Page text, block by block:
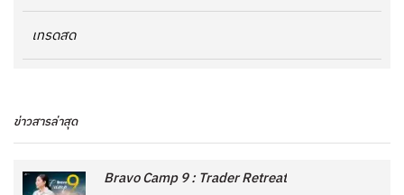
เทรดสด
ข่าวสารล่าสุด
Bravo Camp 9 : Trader Retreat